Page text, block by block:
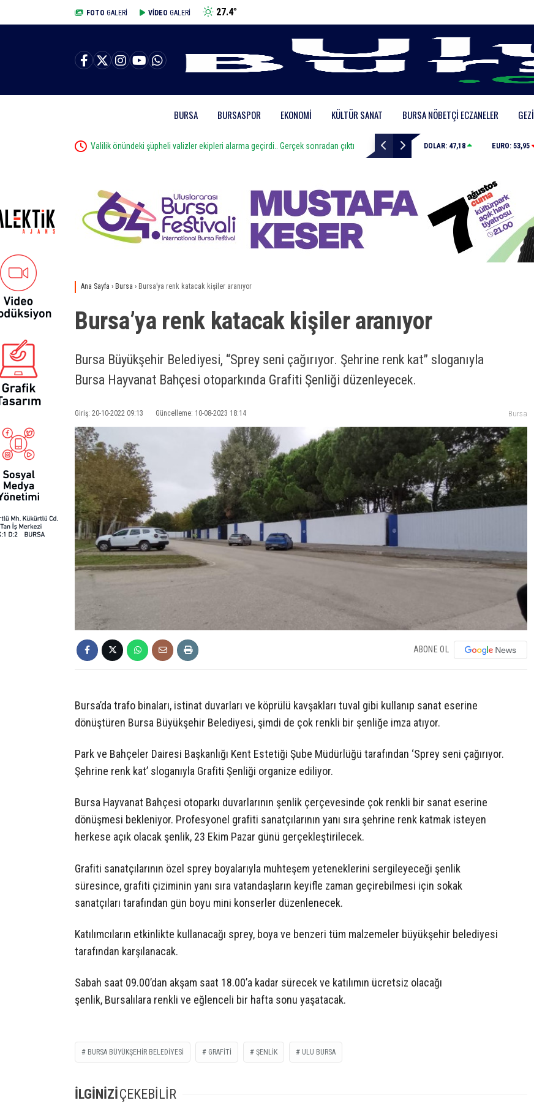
FOTO GALERİ VİDEO GALERİ 27.4°
BURSA BURSASPOR EKONOMI KÜLTÜR SANAT BURSA NÖBETÇI ECZANELER GEZI
Valilik önündeki şüpheli valizler ekipleri alarma geçirdi.. Gerçek sonradan çıktı Nilüfer’e 7 yeni park kazandırılıyor
DOLAR: 47,18 EURO: 53,95
Ana Sayfa › Bursa › Bursa’ya renk katacak kişiler aranıyor
Bursa’ya renk katacak kişiler aranıyor
Bursa Büyükşehir Belediyesi, “Sprey seni çağırıyor. Şehrine renk kat” sloganıyla
Bursa Hayvanat Bahçesi otoparkında Grafiti Şenliği düzenleyecek.
Giriş: 20-10-2022 09:13 Güncelleme: 10-08-2023 18:14 Bursa
ABONE OL
Bursa’da trafo binaları, istinat duvarları ve köprülü kavşakları tuval gibi kullanıp sanat eserine
dönüştüren Bursa Büyükşehir Belediyesi, şimdi de çok renkli bir şenliğe imza atıyor.
Park ve Bahçeler Dairesi Başkanlığı Kent Estetiği Şube Müdürlüğü tarafından ‘Sprey seni çağırıyor.
Şehrine renk kat’ sloganıyla Grafiti Şenliği organize ediliyor.
Bursa Hayvanat Bahçesi otoparkı duvarlarının şenlik çerçevesinde çok renkli bir sanat eserine
dönüşmesi bekleniyor. Profesyonel grafiti sanatçılarının yanı sıra şehrine renk katmak isteyen
herkese açık olacak şenlik, 23 Ekim Pazar günü gerçekleştirilecek.
Grafiti sanatçılarının özel sprey boyalarıyla muhteşem yeteneklerini sergileyeceği şenlik
süresince, grafiti çiziminin yanı sıra vatandaşların keyifle zaman geçirebilmesi için sokak
sanatçıları tarafından gün boyu mini konserler düzenlenecek.
Katılımcıların etkinlikte kullanacağı sprey, boya ve benzeri tüm malzemeler büyükşehir belediyesi
tarafından karşılanacak.
Sabah saat 09.00’dan akşam saat 18.00’a kadar sürecek ve katılımın ücretsiz olacağı
şenlik, Bursalılara renkli ve eğlenceli bir hafta sonu yaşatacak.
BURSA BÜYÜKŞEHIR BELEDIYESI GRAFITI ŞENLIK ULU BURSA
İLGİNİZİÇEKEBİLİR